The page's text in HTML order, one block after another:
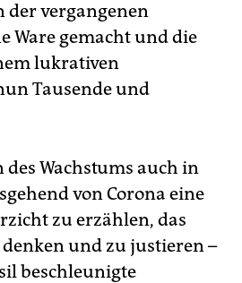
der vergangenen
Ware gemacht und die
lukrativen
Tausende und
Wachstums auch in
von Corona eine
zu erzählen, das
und zu justieren –
beschleunigte